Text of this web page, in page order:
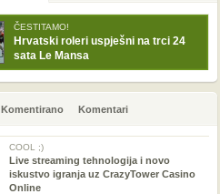
ČESTITAMO!
Hrvatski roleri uspješni na trci 24
sata Le Mansa
Komentirano Komentari
COOL ;)
Live streaming tehnologija i novo
iskustvo igranja uz CrazyTower Casino
Online